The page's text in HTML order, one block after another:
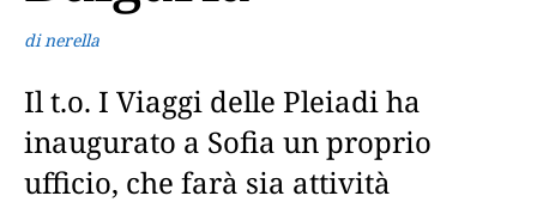
di nerella
Il t.o. I Viaggi delle Pleiadi ha
inaugurato a Sofia un proprio
ufficio, che farà sia attività